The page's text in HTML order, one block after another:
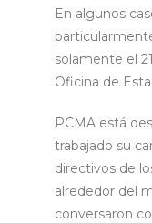
En algunos
solamente el
Oficina de
PCMA está
trabajado su
directivos de
alrededor del
conversaron